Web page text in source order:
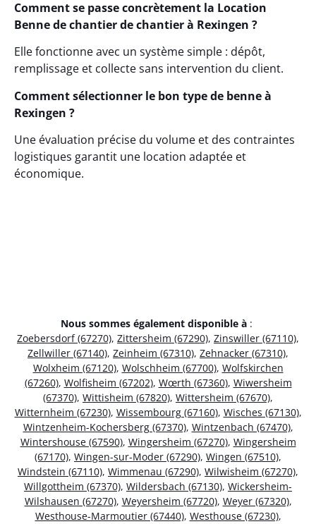
Comment se passe concrètement la Location
Benne de chantier de chantier à Rexingen ?
Elle fonctionne avec un système simple : dépôt,
remplissage et collecte sans intervention du client.
Comment sélectionner le bon type de benne à
Rexingen ?
Une évaluation précise du volume et des contraintes
logistiques garantit une location adaptée et
économique.
Nous sommes également disponible à :
Zoebersdorf (67270), Zittersheim (67290), Zinswiller (67110),
Zellwiller (67140), Zeinheim (67310), Zehnacker (67310),
Wolxheim (67120), Wolschheim (67700), Wolfskirchen
(67260), Wolfisheim (67202), Wœrth (67360), Wiwersheim
(67370), Wittisheim (67820), Wittersheim (67670),
Witternheim (67230), Wissembourg (67160), Wisches (67130),
Wintzenheim-Kochersberg (67370), Wintzenbach (67470),
Wintershouse (67590), Wingersheim (67270), Wingersheim
(67170), Wingen-sur-Moder (67290), Wingen (67510),
Windstein (67110), Wimmenau (67290), Wilwisheim (67270),
Willgottheim (67370), Wildersbach (67130), Wickersheim-
Wilshausen (67270), Weyersheim (67720), Weyer (67320),
Westhouse-Marmoutier (67440), Westhouse (67230),